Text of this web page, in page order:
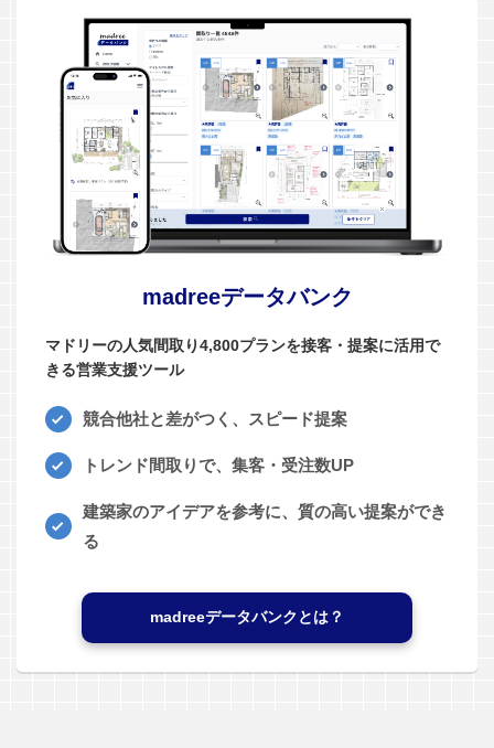
madreeデータバンク
マドリーの人気間取り4,800プランを接客・提案に活用で
きる営業支援ツール
競合他社と差がつく、スピード提案
トレンド間取りで、集客・受注数UP
建築家のアイデアを参考に、質の高い提案ができ
る
madreeデータバンクとは？